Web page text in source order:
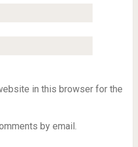
in this browser for the
by email.